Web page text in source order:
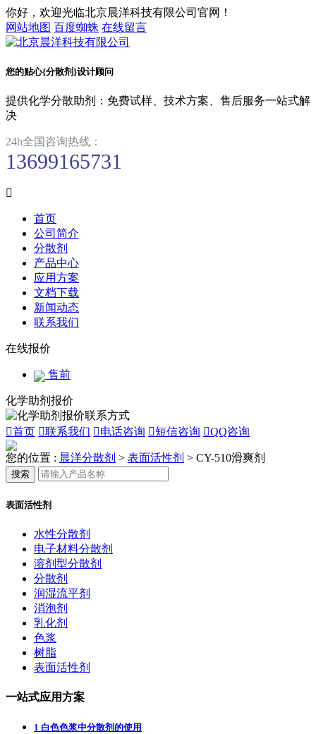
你好，欢迎光临北京晨洋科技有限公司官网！
网站地图 百度蜘蛛 在线留言
您的贴心{分散剂}设计顾问
提供化学分散助剂：免费试样、技术方案、售后服务一站式解
决
24h全国咨询热线：
13699165731

首页
公司简介
分散剂
产品中心
应用方案
文档下载
新闻动态
联系我们
在线报价
售前
化学助剂报价
首页 联系我们 电话咨询 短信咨询 QQ咨询
您的位置 : 晨洋分散剂 > 表面活性剂 > CY-510滑爽剂
搜索
表面活性剂
水性分散剂
电子材料分散剂
溶剂型分散剂
分散剂
润湿流平剂
消泡剂
乳化剂
色浆
树脂
表面活性剂
一站式应用方案
1 白色色浆中分散剂的使用